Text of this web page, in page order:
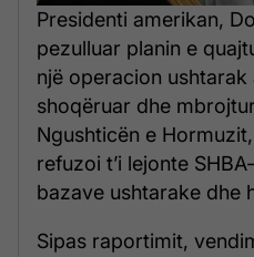
Presidenti amerikan,
pezulluar planin e
një operacion
shoqëruar dhe
Ngushticën e
refuzoi t’i lejonte
bazave ushtarake dhe
Sipas raportimit,